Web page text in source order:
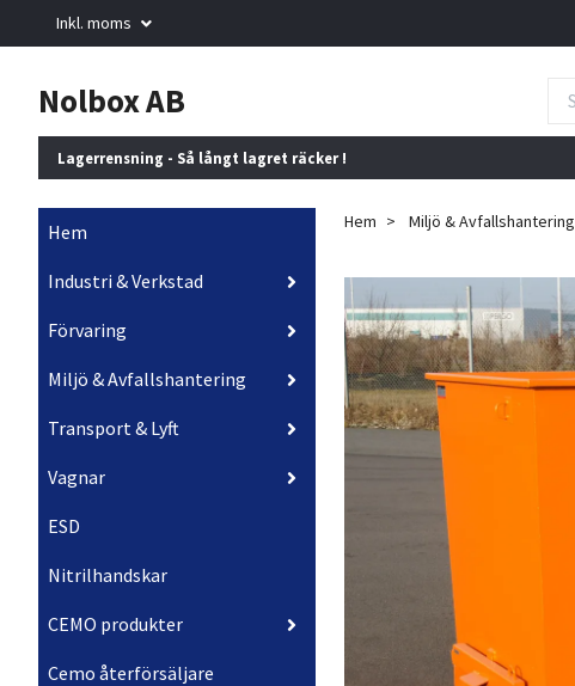
Inkl. moms
Nolbox AB
Lagerrensning - Så långt lagret räcker !
Hem
Industri & Verkstad
Förvaring
Miljö & Avfallshantering
Transport & Lyft
Vagnar
ESD
Nitrilhandskar
CEMO produkter
Cemo återförsäljare
Hem Miljö & Avfallshantering